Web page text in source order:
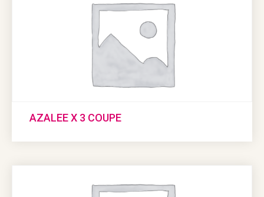
AZALEE X 3 COUPE